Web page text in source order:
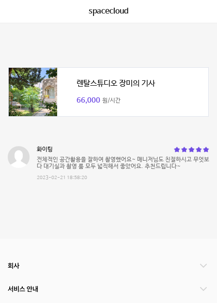
spacecloud
렌탈스튜디오 장미의 기사
66,000 원/시간
화이팅
전체적인 공간활용을 잘하여 촬영했어요~ 매니저님도 친절하시고 무엇보
다 대기실과 촬영 룸 모두 넓직해서 좋았어요. 추천드립니다~
2023-02-21 18:58:20
회사
서비스 안내